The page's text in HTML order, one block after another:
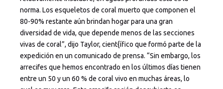
norma. Los esqueletos de coral muerto que componen el
80-90% restante aún brindan hogar para una gran
diversidad de vida, que depende menos de las secciones
vivas de coral”, dijo Taylor, cient{ífico que formó parte de la
expedición en un comunicado de prensa. “Sin embargo, los
arrecifes que hemos encontrado en los últimos días tienen
entre un 50 y un 60 % de coral vivo en muchas áreas, lo